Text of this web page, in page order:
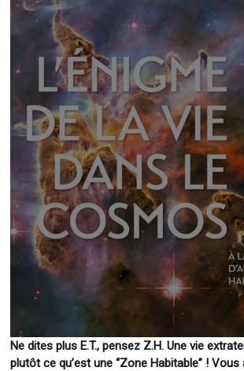
Ne dites plus E.T., pensez Z.H. Une vie
plutôt ce qu’est une “Zone Habitable” !